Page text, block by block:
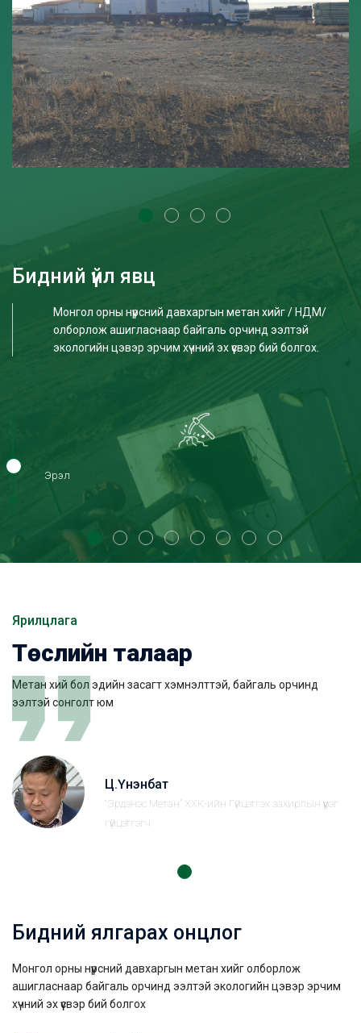
Бидний үйл явц
Монгол орны нүүрсний давхаргын метан хийг / НДМ/
олборлож ашигласнаар байгаль орчинд ээлтэй
экологийн цэвэр эрчим хүчний эх үүсвэр бий болгох.
Эрэл
Ярилцлага
Төслийн талаар
Метан хий бол эдийн засагт хэмнэлттэй, байгаль орчинд
ээлтэй сонголт юм
Ц.Үнэнбат
“Эрдэнэс Метан” ХХК-ийн Гүйцэтгэх захирлын үүрэг
гүйцэтгэгч
Бидний ялгарах онцлог
Монгол орны нүүрсний давхаргын метан хийг олборлож
ашигласнаар байгаль орчинд ээлтэй экологийн цэвэр эрчим
хүчний эх үүсвэр бий болгох